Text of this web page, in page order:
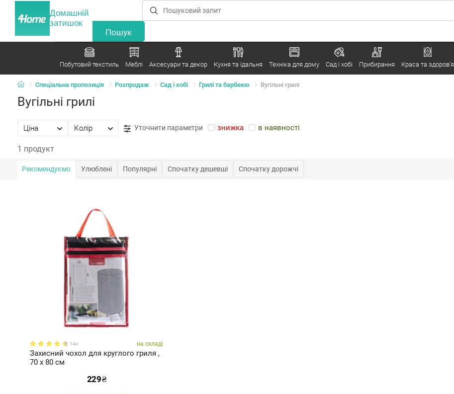
Домашній
затишок
Побутовий текстиль Меблі Аксесуари та декор Кухня та їдальня Техніка для дому Сад і хобі Прибирання Краса та здоров’я
Спеціальна пропозиція Розпродаж Сад і хобі Грилі та барбекю Вугільні грилі
Вугільні грилі
Ціна Колір Уточнити параметри знижка в наявності
1 продукт
Рекомендуємо Улюблені Популярні Спочатку дешевші Спочатку дорожчі
14x на складі
Захисний чохол для круглого гриля ,
70 x 80 см
229₴